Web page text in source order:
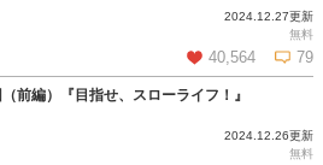
コメントを見る2024.12.27更新
無料
40,564 79
コメントを見る
前編）『目指せ、スローライフ！』
2024.12.26更新
無料